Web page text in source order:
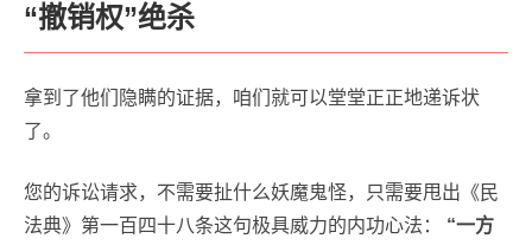
“撤销权”绝杀
拿到了他们隐瞒的证据，咱们就可以堂堂正正地递诉状
了。
您的诉讼请求，不需要扯什么妖魔鬼怪，只需要甩出《民
法典》第一百四十八条这句极具威力的内功心法： “一方